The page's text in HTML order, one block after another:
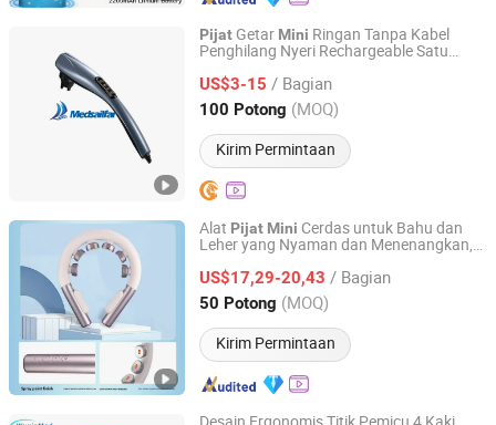
Pijat Getar Mini Ringan Tanpa Kabel
Penghilang Nyeri Rechargeable Satu
US$3-15 / Bagian
100 Potong (MOQ)
Kirim Permintaan
Shanghai Globillionwin Industry and Trade Co., Ltd.
Shanghai, China Harga mulai 2025
Alat Pijat Mini Cerdas untuk Bahu dan
Leher yang Nyaman dan Menenangkan,
Dalam
US$17,29-20,43 / Bagian
50 Potong (MOQ)
Kirim Permintaan
Chenfeng Future (Fu'an) Technology Co., Ltd.
Fujian, China Harga mulai 2025